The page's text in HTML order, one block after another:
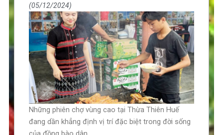
05/12/2024
Những phiên chợ vùng cao tại Thừa Thiên Huế
đang dần khẳng định vị trí đặc biệt trong đời sống